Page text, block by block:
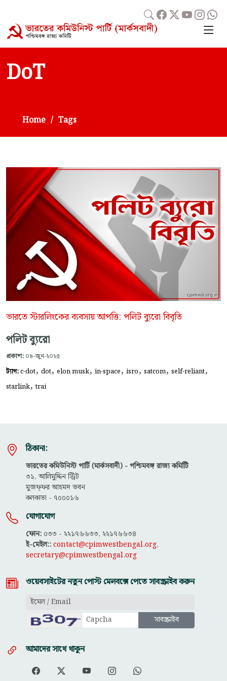
DoT
Home Tags
ভারতে স্টারলিংকের ব্যবসায় আপত্তি: পলিট ব্যুরো বিবৃতি
পলিট ব্যুরো
প্রকাশ: ০৮-জুন-২০২৫
ট্যাগ:c-dot, dot, elon musk, in-space, isro, satcom, self-reliant,
starlink,trai
ঠিকানা:
ভারতের কমিউনিস্ট পার্টি (মার্কসবাদী) - পশ্চিমবঙ্গ রাজ্য কমিটিি
৩১, আলিমুদ্দিন স্ট্রিট
মুজফ্ফ‌র আহমদ ভবন
কলকাতা - ৭০০০১৬
যোগাযোগ
ফোন: ০৩৩ - ২২১৭৬৬৩৩, ২২১৭৬৬৩৪
ই-মেইল::contact@cpimwestbengal.org,
secretary@cpimwestbengal.org
ওয়েবসাইটের নতুন পোস্ট মেলবক্সে পেতে সাবস্ক্রাইব করুন
আমাদের সাথে থাকুন